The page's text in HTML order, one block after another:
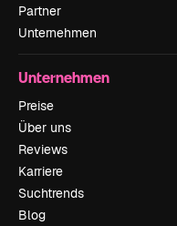
Partner
Unternehmen
Unternehmen
Preise
Über uns
Reviews
Karriere
Suchtrends
Blog